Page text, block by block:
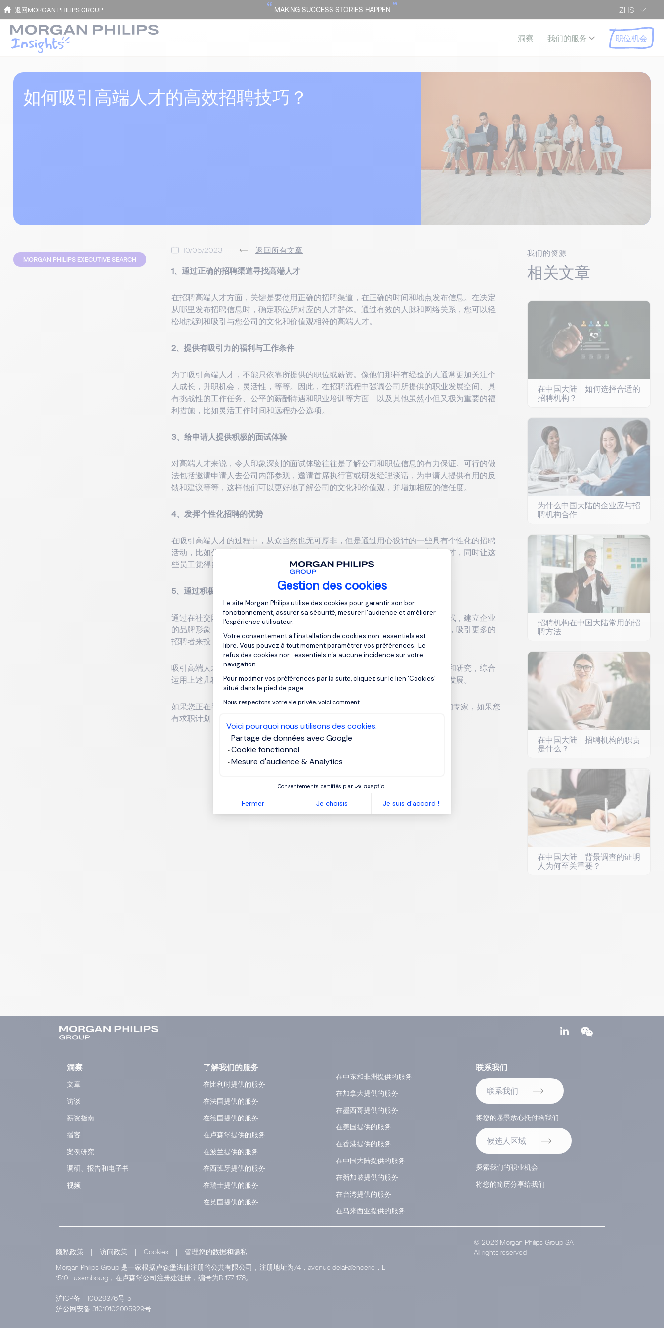
Gestion des cookies
Plateforme de Gestion du Consentement : Personnalisez vos Options
Le site Morgan Philips utilise des cookies pour garantir son bon
fonctionnement, assurer sa sécurité, mesurer l'audience et améliorer
l'expérience utilisateur.
Votre consentement à l'installation de cookies non-essentiels est
libre. Vous pouvez à tout moment paramétrer vos préférences. Le
refus des cookies non-essentiels n’a aucune incidence sur votre
navigation.
Pour modifier vos préférences par la suite, cliquez sur le lien 'Cookies'
situé dans le pied de page.
Nous respectons votre vie privée, voici comment.
Voici pourquoi nous utilisons des cookies.
Partage de données avec Google
Cookie fonctionnel
Mesure d'audience & Analytics
Consentements certifiés par
Fermer Je choisis Je suis d'accord !
Axeptio consent
ZHS
返回MORGAN PHILIPS GROUP “ MAKING SUCCESS STORIES HAPPEN ”
洞察 我们的服务 职位机会
如何吸引高端人才的高效招聘技巧？
10/05/2023 返回所有文章
1、通过正确的招聘渠道寻找高端人才
在招聘高端人才方面，关键是要使用正确的招聘渠道，在正确的时间和地点发布信息。在决定
从哪里发布招聘信息时，确定职位所对应的人才群体。通过有效的人脉和网络关系，您可以轻
松地找到和吸引与您公司的文化和价值观相符的高端人才。
2、提供有吸引力的福利与工作条件
为了吸引高端人才，不能只依靠所提供的职位或薪资。像他们那样有经验的人通常更加关注个
人成长，升职机会，灵活性，等等。因此，在招聘流程中强调公司所提供的职业发展空间、具
有挑战性的工作任务、公平的薪酬待遇和职业培训等方面，以及其他虽然小但又极为重要的福
利措施，比如灵活工作时间和远程办公选项。
3、给申请人提供积极的面试体验
对高端人才来说，令人印象深刻的面试体验往往是了解公司和职位信息的有力保证。可行的做
法包括邀请申请人去公司内部参观，邀请首席执行官或研发经理谈话，为申请人提供有用的反
馈和建议等等，这样他们可以更好地了解公司的文化和价值观，并增加相应的信任度。
4、发挥个性化招聘的优势
在吸引高端人才的过程中，从众当然也无可厚非，但是通过用心设计的一些具有个性化的招聘
活动，比如公司内部的文化趴，行业名人演讲等，可以很好地吸引并留住高端人才，同时让这
些员工觉得自己是独特而受尊重的。
5、通过积极的参与和实践，建立公司品牌形象
通过在社交网络、职业网站上展示公司的形象，到各大学校举办校园招聘会等方式，建立企业
的品牌形象，给人留下印象深刻的第一印象。提高公司在人员招聘市场的知名度，吸引更多的
招聘者来投，从而增加选拔优秀人才的几率。
吸引高端人才是一个需要全方位、定位准确的过程，负责人需要透过丰富地阅读和研究，综合
运用上述几种高效招聘技巧，让公司更好地吸引和留住高端人才，推动公司向前发展。
如果您正在寻找下一个高管职位 ，您可以直接联系Morgan Philips招聘和人才咨询专家 ，如果您
有求职计划，请查看我们的
MORGAN PHILIPS EXECUTIVE SEARCH
我们的资源
相关文章
在中国大陆，如何选择合适的
招聘机构？
为什么中国大陆的企业应与招
聘机构合作
招聘机构在中国大陆常用的招
聘方法
在中国大陆，招聘机构的职责
是什么？
在中国大陆，背景调查的证明
人为何至关重要？
洞察
文章
访谈
薪资指南
播客
案例研究
调研、报告和电子书
视频
了解我们的服务
在比利时提供的服务
在法国提供的服务
在德国提供的服务
在卢森堡提供的服务
在波兰提供的服务
在西班牙提供的服务
在瑞士提供的服务
在英国提供的服务
在中东和非洲提供的服务
在加拿大提供的服务
在墨西哥提供的服务
在美国提供的服务
在香港提供的服务
在中国大陆提供的服务
在新加坡提供的服务
在台湾提供的服务
在马来西亚提供的服务
联系我们
联系我们
将您的愿景放心托付给我们
候选人区域
探索我们的职业机会
将您的简历分享给我们
隐私政策 | 访问政策 | Cookies |
管理您的数据和隐私
Morgan Philips Group 是一家根据卢森堡法律注册的公共有限公司，注册地址为74，avenue delaFaïencerie，L-
1510 Luxembourg，在卢森堡公司注册处注册，编号为B 177 178。
沪ICP备
10029376号-5
沪公网安备 31010102005929号
© 2026 Morgan Philips Group SA
All rights reserved